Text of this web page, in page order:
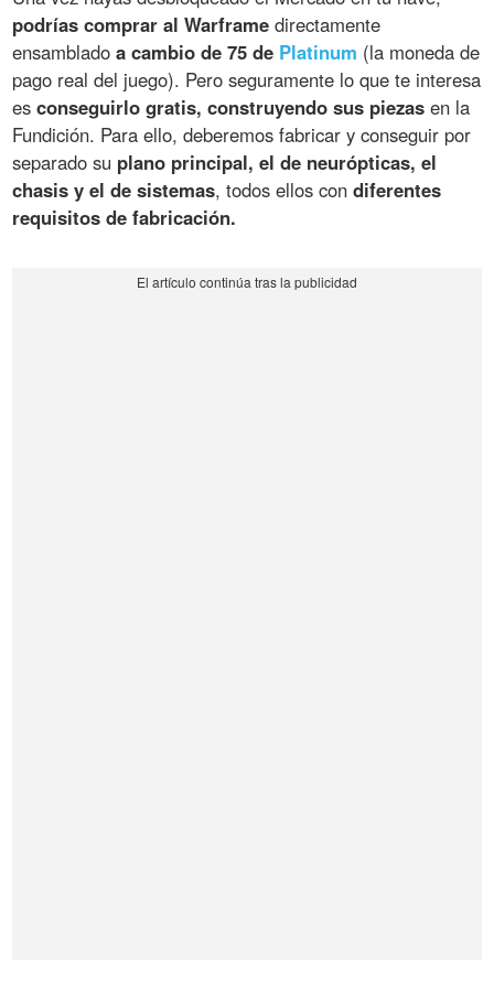
podrías comprar al Warframe directamente
ensambladoa cambio de 75 de Platinum (la moneda de
pago real del juego). Pero seguramente lo que te interesa
esconseguirlo gratis, construyendo sus piezas en la
Fundición. Para ello, deberemos fabricar y conseguir por
separado su plano principal, el de neurópticas, el
chasis y el de sistemas, todos ellos condiferentes
requisitos de fabricación.